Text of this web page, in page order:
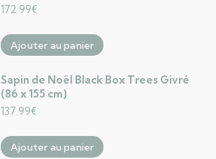
172.99€
Ajouter au panier
Sapin de Noël Black Box Trees Givré
(86 x 155 cm)
137.99€
Ajouter au panier